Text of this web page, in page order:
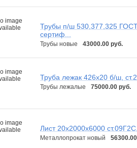
Трубы п/ш 530,377,325
сертиф...
Трубы новые 43000.00 руб.
Труба лежак 426х20 б/ш,
Трубы лежалые 75000.00 руб.
Лист 20х2000х6000
Металлопрокат новый